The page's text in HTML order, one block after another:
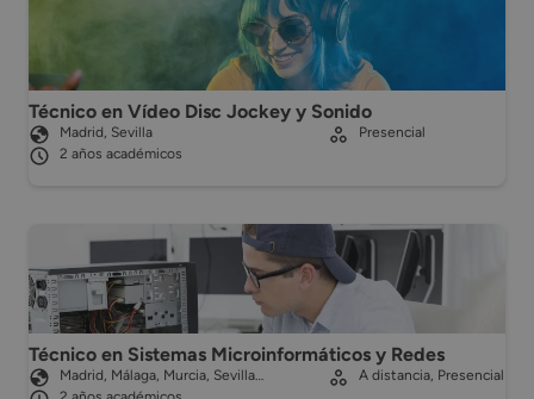
Técnico en Vídeo Disc Jockey y Sonido
Madrid, Sevilla
2 años académicos
Presencial
Técnico en Sistemas Microinformáticos y Redes
Madrid, Málaga, Murcia, Sevilla…
A distancia, Presencial